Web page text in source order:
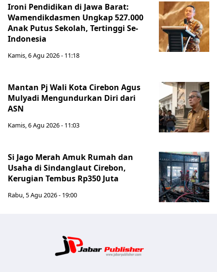
Ironi Pendidikan di Jawa Barat:
Wamendikdasmen Ungkap 527.000
Anak Putus Sekolah, Tertinggi Se-
Indonesia
Kamis, 6 Agu 2026 - 11:18
Mantan Pj Wali Kota Cirebon Agus
Mulyadi Mengundurkan Diri dari
ASN
Kamis, 6 Agu 2026 - 11:03
Si Jago Merah Amuk Rumah dan
Usaha di Sindanglaut Cirebon,
Kerugian Tembus Rp350 Juta
Rabu, 5 Agu 2026 - 19:00